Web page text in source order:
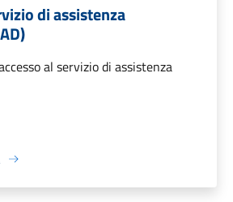
di assistenza
al servizio di assistenza